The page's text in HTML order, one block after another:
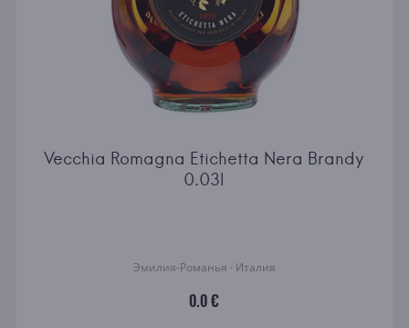
Vecchia Romagna Etichetta Nera Brandy
0.03l
Эмилия-Романья · Италия
0.0 €